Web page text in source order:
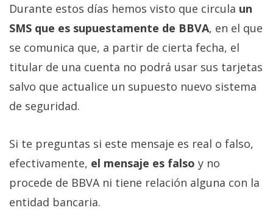
Durante estos días hemos visto que circula un
SMS que es supuestamente de BBVA, en el que
se comunica que, a partir de cierta fecha, el
titular de una cuenta no podrá usar sus tarjetas
salvo que actualice un supuesto nuevo sistema
de seguridad.
Si te preguntas si este mensaje es real o falso,
efectivamente, el mensaje es falso y no
procede de BBVA ni tiene relación alguna con la
entidad bancaria.